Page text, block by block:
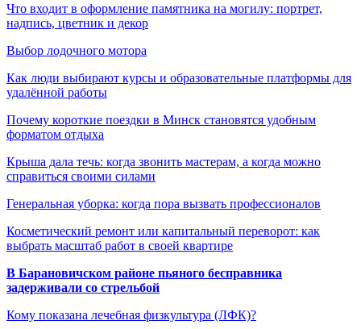
Что входит в оформление памятника на могилу: портрет,
надпись, цветник и декор
Выбор лодочного мотора
Как люди выбирают курсы и образовательные платформы для
удалённой работы
Почему короткие поездки в Минск становятся удобным
форматом отдыха
Крыша дала течь: когда звонить мастерам, а когда можно
справиться своими силами
Генеральная уборка: когда пора вызвать профессионалов
Косметический ремонт или капитальный переворот: как
выбрать масштаб работ в своей квартире
В Барановичском районе пьяного бесправника
задерживали со стрельбой
Кому показана лечебная физкультура (ЛФК)?